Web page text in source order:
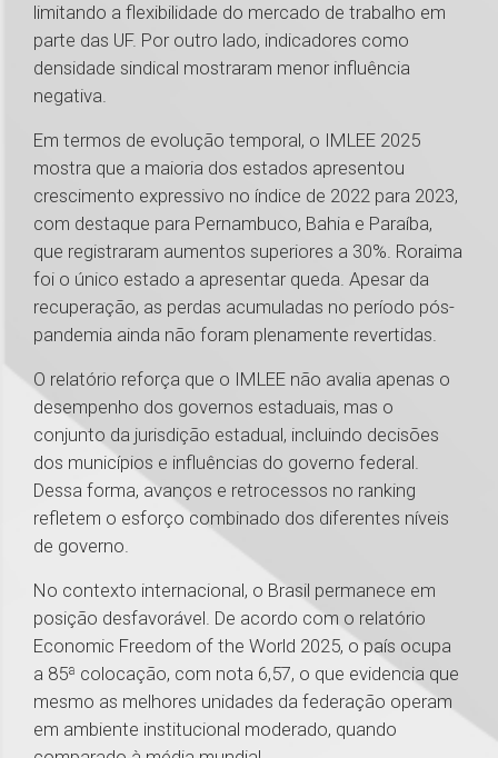
limitando a flexibilidade do mercado de trabalho em
parte das UF. Por outro lado, indicadores como
densidade sindical mostraram menor influência
negativa.
Em termos de evolução temporal, o IMLEE 2025
mostra que a maioria dos estados apresentou
crescimento expressivo no índice de 2022 para 2023,
com destaque para Pernambuco, Bahia e Paraíba,
que registraram aumentos superiores a 30%. Roraima
foi o único estado a apresentar queda. Apesar da
recuperação, as perdas acumuladas no período pós-
pandemia ainda não foram plenamente revertidas.
O relatório reforça que o IMLEE não avalia apenas o
desempenho dos governos estaduais, mas o
conjunto da jurisdição estadual, incluindo decisões
dos municípios e influências do governo federal.
Dessa forma, avanços e retrocessos no ranking
refletem o esforço combinado dos diferentes níveis
de governo.
No contexto internacional, o Brasil permanece em
posição desfavorável. De acordo com o relatório
Economic Freedom of the World 2025, o país ocupa
a 85ª colocação, com nota 6,57, o que evidencia que
mesmo as melhores unidades da federação operam
em ambiente institucional moderado, quando